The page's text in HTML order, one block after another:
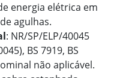
energia elétrica em
agulhas.
: NR/SP/ELP/40045
BS 7919, BS
não aplicável.